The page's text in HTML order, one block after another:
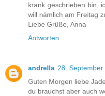
krank geschrieben bin,
will nämlich am Freitag
Liebe Grüße, Anna
Antworten
andrella 28.
Guten Morgen liebe Jade,
du brauchst aber auch